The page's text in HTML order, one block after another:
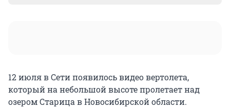
12 июля в Сети появилось видео вертолета,
который на небольшой высоте пролетает над
озером Старица в Новосибирской области.